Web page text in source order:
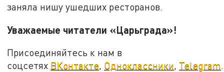
заняла нишу ушедших ресторанов.
Уважаемые читатели «Царьграда»!
Присоединяйтесь к нам в
соцсетях ВКонтакте, Одноклассники, Telegram.